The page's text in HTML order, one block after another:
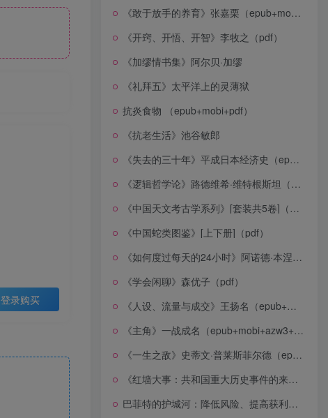
登录购买
《敢于放手的养育》张嘉栗（epub+mobi+azw3+pdf）
《开窍、开悟、开智》李牧之（pdf）
《加缪情书集》阿尔贝·加缪
《礼拜五》太平洋上的灵薄狱
抗炎食物 （epub+mobi+pdf）
《抗老生活》池谷敏郎
《失去的三十年》平成日本经济史（epub+mobi+azw3+pdf）
《逻辑哲学论》路德维希·维特根斯坦（epub+mobi+azw3+pdf）
《中国天文考古学系列》[套装共5卷]（epub+mobi+azw3+pdf）
《中国蛇类图鉴》[上下册]（pdf）
《如何度过每天的24小时》阿诺德·本涅特（epub+mobi+azw3+pdf）
《学会闲聊》森优子（pdf）
《人设、流量与成交》王扬名（epub+mobi+azw3+pdf）
《主角》一战成名（epub+mobi+azw3+pdf）
《一生之敌》史蒂文·普莱斯菲尔德（epub+mobi+azw3+pdf）
《红墙大事：共和国重大历史事件的来龙去脉》（全二册）（pdf）
巴菲特的护城河：降低风险、提高获利的股市真规则(epub+azw3+mobi)